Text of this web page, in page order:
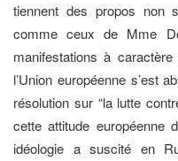
tiennent des propos non
comme ceux de Mme
manifestations à
l’Union européenne s’est
résolution sur “la lutte
cette attitude européenne
idéologie a suscité en